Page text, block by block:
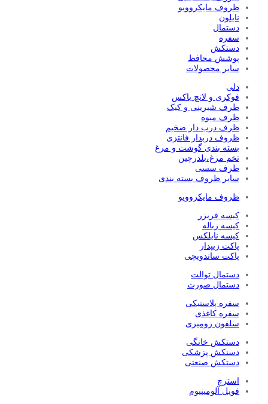
ظروف مایکروویو
نایلون
دستمال
سفره
دستکش
پوشش محافظ
سایر محصولات
دلی
فوکری و لانچ باکس
ظرف شیرینی و کیک
ظرف میوه
ظرف درب دار ضخیم
ظروف دربدار فانتزی
بسته بندی گوشت و مرغ
تخم مرغ،بلدرچین
ظرف سسی
سایر ظروف بسته بندی
ظروف مایکروویو
کیسه فریزر
کیسه زباله
کیسه نایلکس
پاکت زیپدار
پاکت ساندویچی
دستمال توالت
دستمال صورت
سفره پلاستیکی
سفره کاغذی
سلفون رومیزی
دستکش خانگی
دستکش پزشکی
دستکش صنعتی
استرچ
فویل آلومینیوم